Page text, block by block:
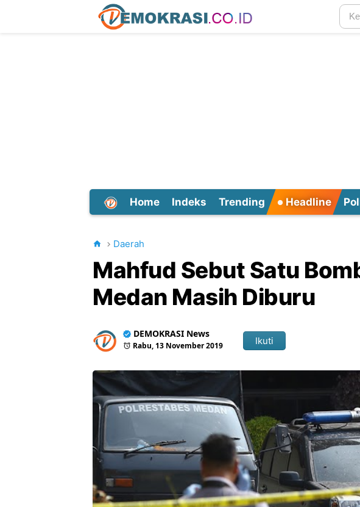
Home Indeks Trending Headline
Daerah
Mahfud Sebut Satu
Medan Masih Diburu
DEMOKRASI News
Rabu, 13 November 2019 Ikuti